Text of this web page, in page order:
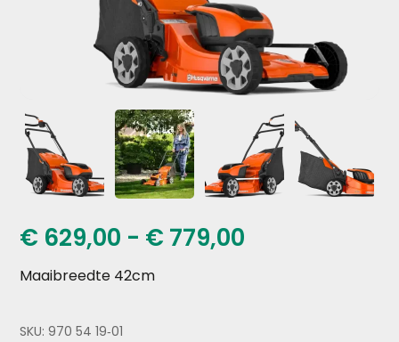
€ 629,00 - € 779,00
Maaibreedte 42cm
SKU:970 54 19‑01